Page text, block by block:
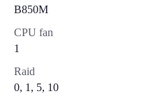
B850M
CPU fan
1
Raid
0, 1, 5, 10